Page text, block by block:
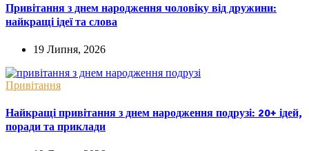
Привітання з днем народження чоловіку від дружини:
найкращі ідеї та слова
19 Липня, 2026
Привітання
Найкращі привітання з днем народження подрузі: 20+ ідей,
поради та приклади